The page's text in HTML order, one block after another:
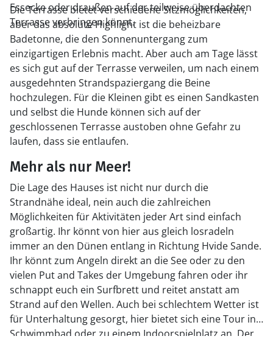
Essecke oder draußen auf der teilweise überdachten
Terrasse verbringen könnt.
Die Terrasse bietet verschiedene Sitzmöglichkeiten,
aber das absolute Highlight ist die beheizbare
Badetonne, die den Sonnenuntergang zum
einzigartigen Erlebnis macht. Aber auch am Tage lässt
es sich gut auf der Terrasse verweilen, um nach einem
ausgedehnten Strandspaziergang die Beine
hochzulegen. Für die Kleinen gibt es einen Sandkasten
und selbst die Hunde können sich auf der
geschlossenen Terrasse austoben ohne Gefahr zu
laufen, dass sie entlaufen.
Mehr als nur Meer!
Die Lage des Hauses ist nicht nur durch die
Strandnähe ideal, nein auch die zahlreichen
Möglichkeiten für Aktivitäten jeder Art sind einfach
großartig. Ihr könnt von hier aus gleich losradeln
immer an den Dünen entlang in Richtung Hvide Sande.
Ihr könnt zum Angeln direkt an die See oder zu den
vielen Put and Takes der Umgebung fahren oder ihr
schnappt euch ein Surfbrett und reitet anstatt am
Strand auf den Wellen. Auch bei schlechtem Wetter ist
für Unterhaltung gesorgt, hier bietet sich eine Tour ins
Schwimmbad oder zu einem Indoorspielplatz an. Der